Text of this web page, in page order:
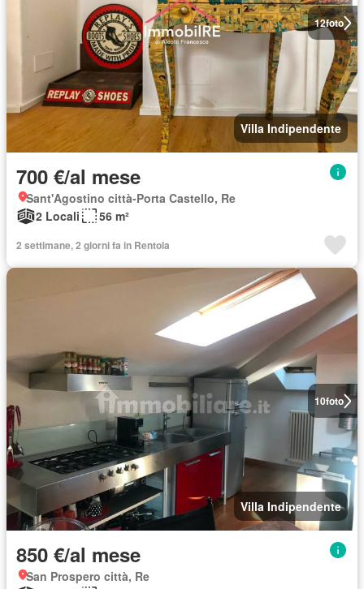
12foto
Villa Indipendente
700 €/al mese
Sant'Agostino città-Porta Castello, Re
2 Locali
56 m²
2 settimane, 2 giorni fa in Rentola
10foto
Villa Indipendente
850 €/al mese
San Prospero città, Re